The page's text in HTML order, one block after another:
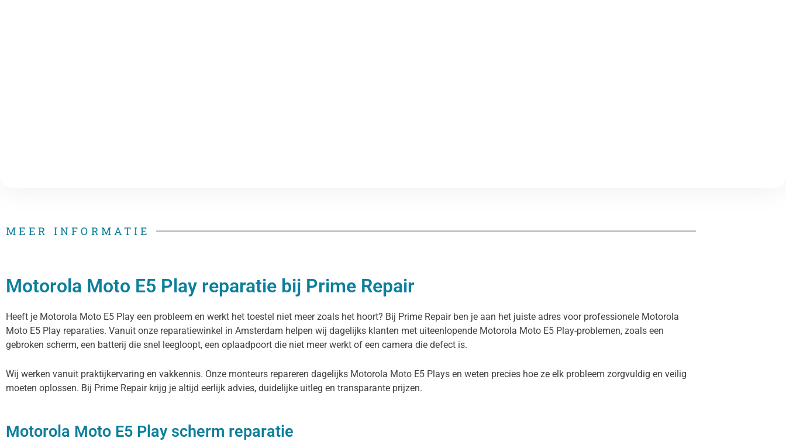
MEER INFORMATIE
Motorola Moto E5 Play reparatie bij Prime Repair
Heeft je Motorola Moto E5 Play een probleem en werkt het toestel niet meer zoals het hoort? Bij Prime Repair ben je aan het juiste adres voor professionele Motorola
Moto E5 Play reparaties. Vanuit onze reparatiewinkel in Amsterdam helpen wij dagelijks klanten met uiteenlopende Motorola Moto E5 Play-problemen, zoals een
gebroken scherm, een batterij die snel leegloopt, een oplaadpoort die niet meer werkt of een camera die defect is.
Wij werken vanuit praktijkervaring en vakkennis. Onze monteurs repareren dagelijks Motorola Moto E5 Plays en weten precies hoe ze elk probleem zorgvuldig en veilig
moeten oplossen. Bij Prime Repair krijg je altijd eerlijk advies, duidelijke uitleg en transparante prijzen.
Motorola Moto E5 Play scherm reparatie